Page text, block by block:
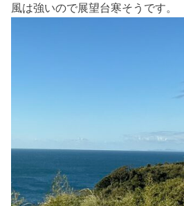
風は強いので展望台寒そうです。